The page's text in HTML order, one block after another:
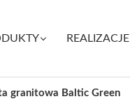
REALIZACJE
granitowa Baltic Green